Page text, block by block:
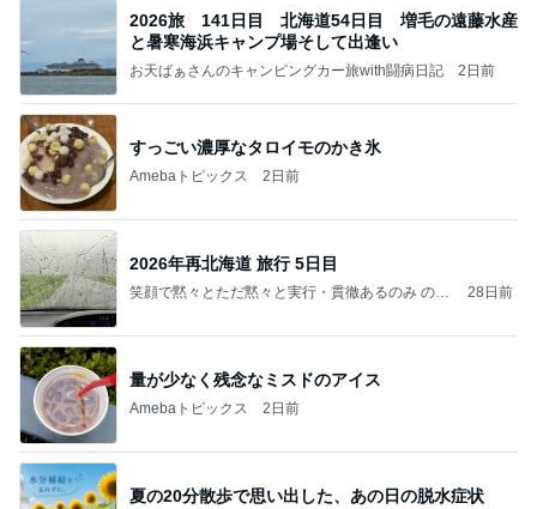
2026旅 141日目 北海道54日目 増毛の遠藤水産
と暑寒海浜キャンプ場そして出逢い
お天ばぁさんのキャンピングカー旅with闘病日記 2日前
すっごい濃厚なタロイモのかき氷
Amebaトピックス 2日前
2026年再北海道 旅行 5日目
笑顔で黙々とただ黙々と実行・貫徹あるのみ のブ
28日前
量が少なく残念なミスドのアイス
Amebaトピックス 2日前
夏の20分散歩で思い出した、あの日の脱水症状